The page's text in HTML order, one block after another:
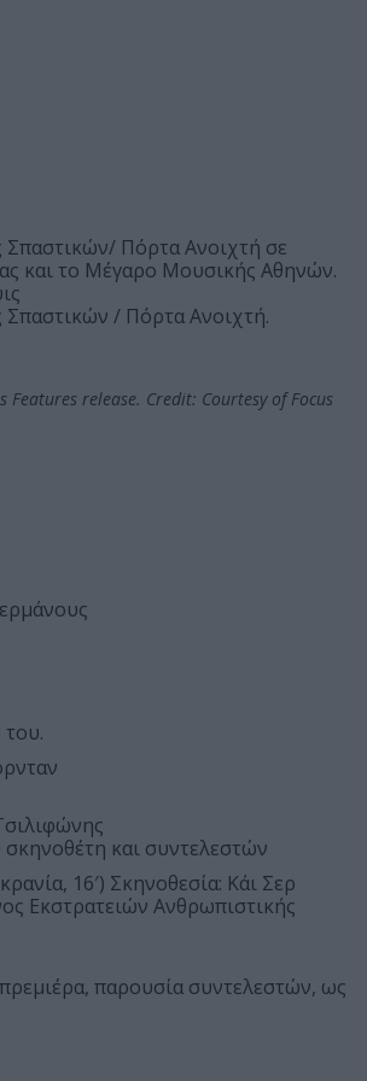
Σπαστικών/ Πόρτα Ανοιχτή σε
και το Μέγαρο Μουσικής Αθηνών.
Σπαστικών / Πόρτα Ανοιχτή.
Features release. Credit: Courtesy of Focus
και συντελεστών
16′) Σκηνοθεσία: Κάι Σερ
Εκστρατειών Ανθρωπιστικής
παρουσία συντελεστών, ως